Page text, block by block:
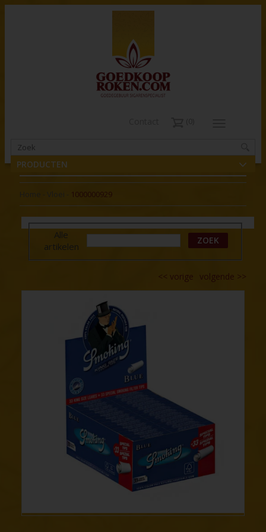
PRODUCTEN
1000000929
Alle
artikelen
ZOEK
volgende >>
<< vorige